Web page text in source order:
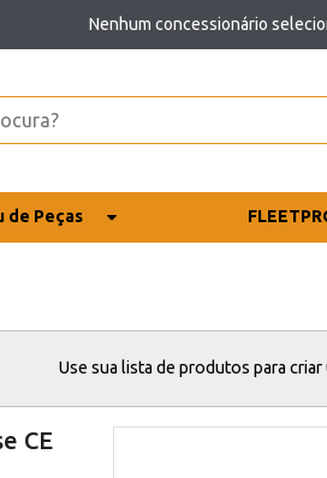
Nenhum concessionário
de Peças
Use sua lista de produtos para
CE